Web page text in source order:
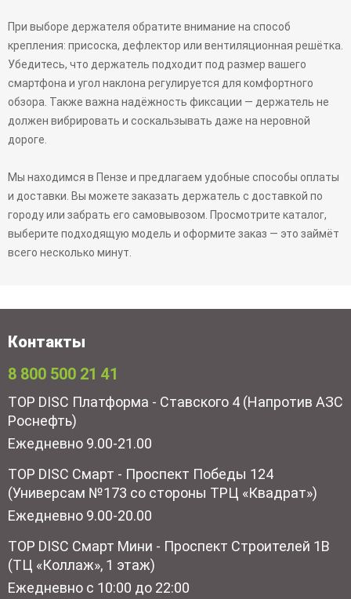
При выборе держателя обратите внимание на способ
крепления: присоска, дефлектор или вентиляционная решётка.
Убедитесь, что держатель подходит под размер вашего
смартфона и угол наклона регулируется для комфортного
обзора. Также важна надёжность фиксации — держатель не
должен вибрировать и соскальзывать даже на неровной
дороге.
Мы находимся в Пензе и предлагаем удобные способы оплаты
и доставки. Вы можете заказать держатель с доставкой по
городу или забрать его самовывозом. Просмотрите каталог,
выберите подходящую модель и оформите заказ — это займёт
всего несколько минут.
Контакты
8 800 500 21 41
TOP DISC Платформа - Ставского 4 (Напротив АЗС
Роснефть)
Ежедневно 9.00-21.00
TOP DISC Смарт - Проспект Победы 124
(Универсам №173 со стороны ТРЦ «Квадрат»)
Ежедневно 9.00-20.00
TOP DISC Смарт Мини - Проспект Строителей 1В
(ТЦ «Коллаж», 1 этаж)
Ежедневно с 10:00 до 22:00